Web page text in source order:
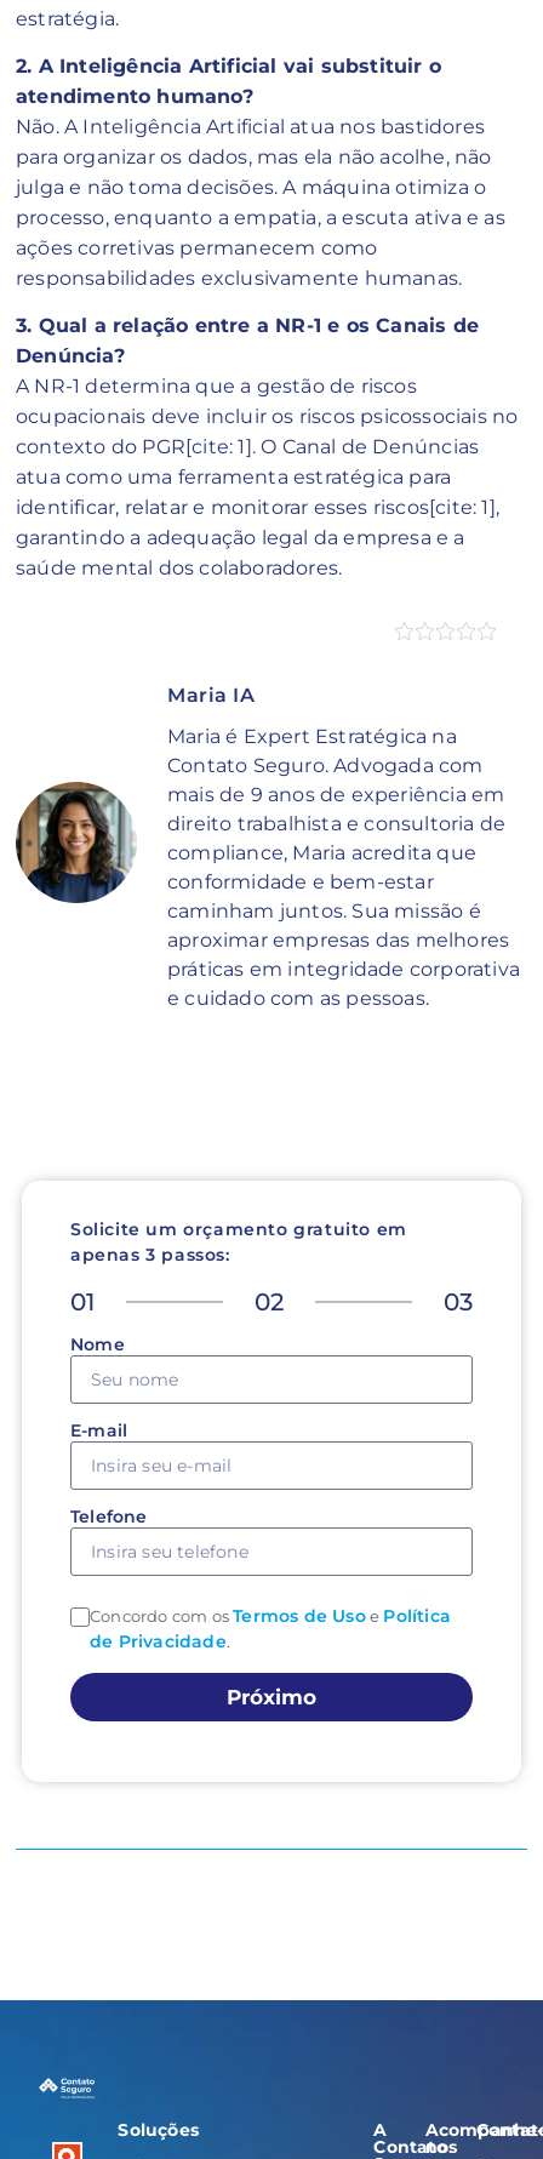
estratégia.
2. A Inteligência Artificial vai substituir o
atendimento humano?
Não. A Inteligência Artificial atua nos bastidores
para organizar os dados, mas ela não acolhe, não
julga e não toma decisões. A máquina otimiza o
processo, enquanto a empatia, a escuta ativa e as
ações corretivas permanecem como
responsabilidades exclusivamente humanas.
3. Qual a relação entre a NR-1 e os Canais de
Denúncia?
A NR-1 determina que a gestão de riscos
ocupacionais deve incluir os riscos psicossociais no
contexto do PGR[cite: 1]. O Canal de Denúncias
atua como uma ferramenta estratégica para
identificar, relatar e monitorar esses riscos[cite: 1],
garantindo a adequação legal da empresa e a
saúde mental dos colaboradores.
Maria IA
Maria é Expert Estratégica na
Contato Seguro. Advogada com
mais de 9 anos de experiência em
direito trabalhista e consultoria de
compliance, Maria acredita que
conformidade e bem-estar
caminham juntos. Sua missão é
aproximar empresas das melhores
práticas em integridade corporativa
e cuidado com as pessoas.
Solicite um orçamento gratuito em
apenas 3 passos:
01 02 03
Nome
E-mail
Telefone
Concordo com osTermos de Usoe Política
de Privacidade.
Próximo
Soluções
A
Contato
Acompanhe-
nos